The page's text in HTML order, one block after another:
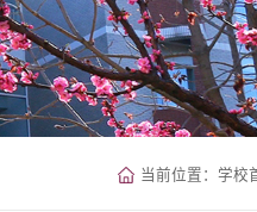
当前位置： 学校